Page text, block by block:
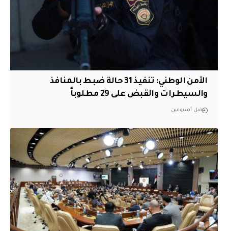
الأمن الوطني: تنفيذ 31 حالة ضبط بالمنافذ
والسيطرات والقبض على 29 مطلوباً
قبل أسبوعين